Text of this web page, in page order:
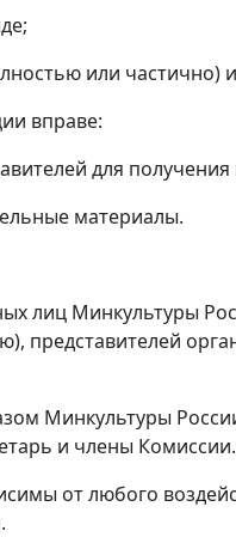
или частично)
вправе:
для
материалы.
лиц Минкультуры
представителей
Минкультуры
и члены Комиссии.
от любого